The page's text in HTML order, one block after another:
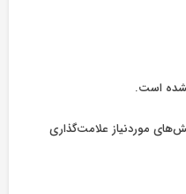
است.
موردنیاز علامت‌گذاری